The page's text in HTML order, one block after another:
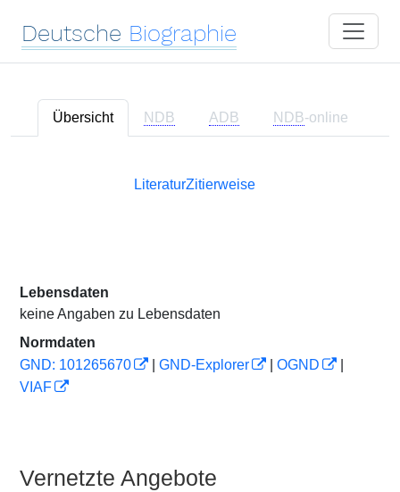
Deutsche Biographie
Übersicht NDB ADB NDB-online
LiteraturZitierweise
Lebensdaten
keine Angaben zu Lebensdaten
Normdaten
GND: 101265670
GND-Explorer OGND
VIAF
Vernetzte Angebote